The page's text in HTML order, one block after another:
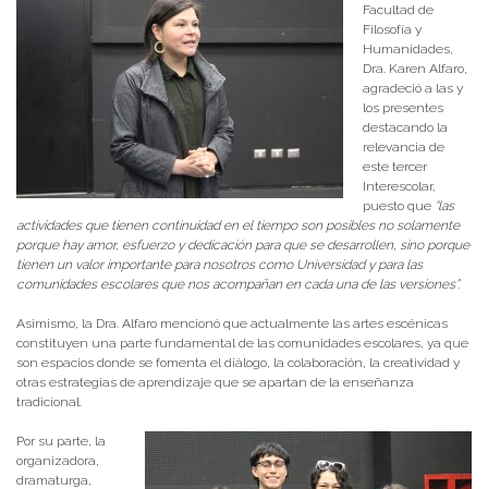
Facultad de
Filosofía y
Humanidades,
Dra. Karen Alfaro,
agradeció a las y
los presentes
destacando la
relevancia de
este tercer
Interescolar,
puesto que “las
actividades que tienen continuidad en el tiempo son posibles no solamente
porque hay amor, esfuerzo y dedicación para que se desarrollen, sino porque
tienen un valor importante para nosotros como Universidad y para las
comunidades escolares que nos acompañan en cada una de las versiones”.
Asimismo, la Dra. Alfaro mencionó que actualmente las artes escénicas
constituyen una parte fundamental de las comunidades escolares, ya que
son espacios donde se fomenta el diálogo, la colaboración, la creatividad y
otras estrategias de aprendizaje que se apartan de la enseñanza
tradicional.
Por su parte, la
organizadora,
dramaturga,